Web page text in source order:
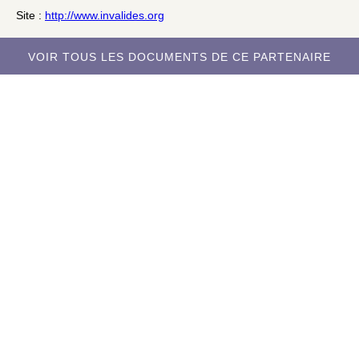
Site : http://www.invalides.org
VOIR TOUS LES DOCUMENTS DE CE PARTENAIRE